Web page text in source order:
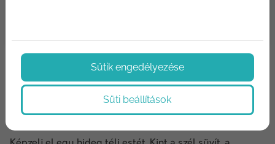
Az építőanyagok szerepe a hő- és
hangszigetelésben: a csende...
Sütik engedélyezése
Süti beállítások